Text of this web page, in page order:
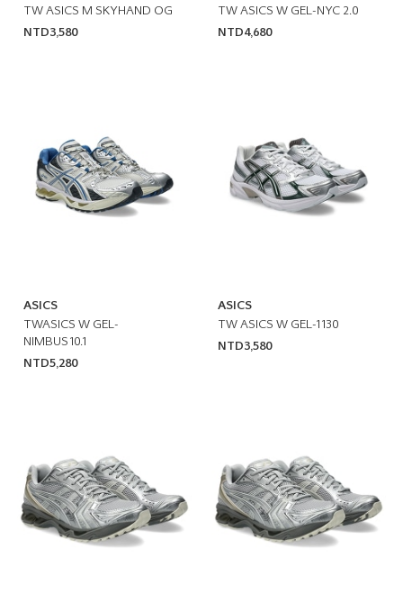
TW ASICS M SKYHAND OG
NTD3,580
TW ASICS W GEL-NYC 2.0
NTD4,680
ASICS
TWASICS W GEL-
NIMBUS10.1
NTD5,280
ASICS
TW ASICS W GEL-1130
NTD3,580